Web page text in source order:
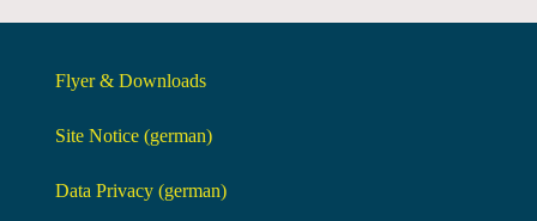
Flyer & Downloads
Site Notice (german)
Data Privacy (german)